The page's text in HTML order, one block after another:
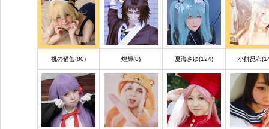
桃の猫缶(80) 煌輝(8) 夏海さゆ(124) 小餅昆布